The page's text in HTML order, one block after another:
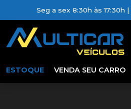
Seg a sex 8:30h às 17:30h |
ESTOQUE VENDA SEU CARRO